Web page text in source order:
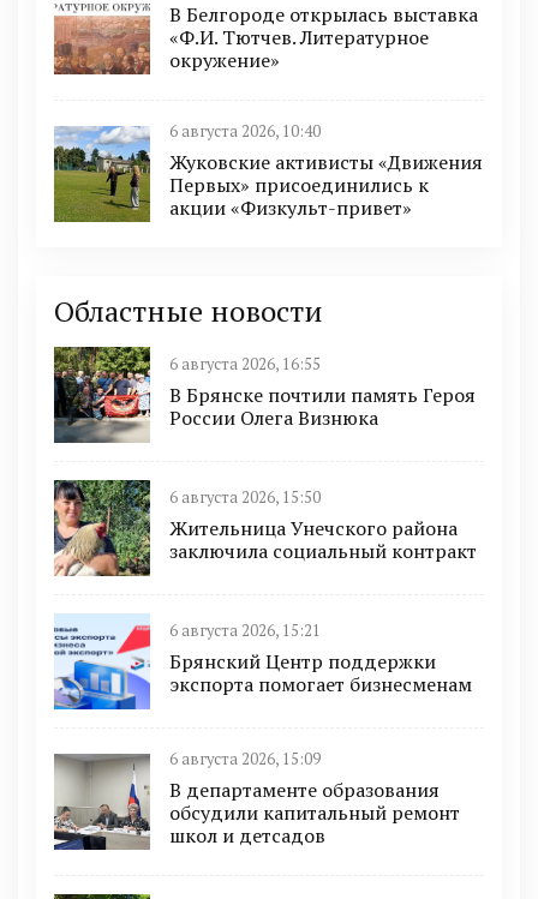
В Белгороде открылась выставка
«Ф.И. Тютчев. Литературное
окружение»
6 августа 2026, 10:40
Жуковские активисты «Движения
Первых» присоединились к
акции «Физкульт-привет»
Областные новости
6 августа 2026, 16:55
В Брянске почтили память Героя
России Олега Визнюка
6 августа 2026, 15:50
Жительница Унечского района
заключила социальный контракт
6 августа 2026, 15:21
Брянский Центр поддержки
экспорта помогает бизнесменам
6 августа 2026, 15:09
В департаменте образования
обсудили капитальный ремонт
школ и детсадов